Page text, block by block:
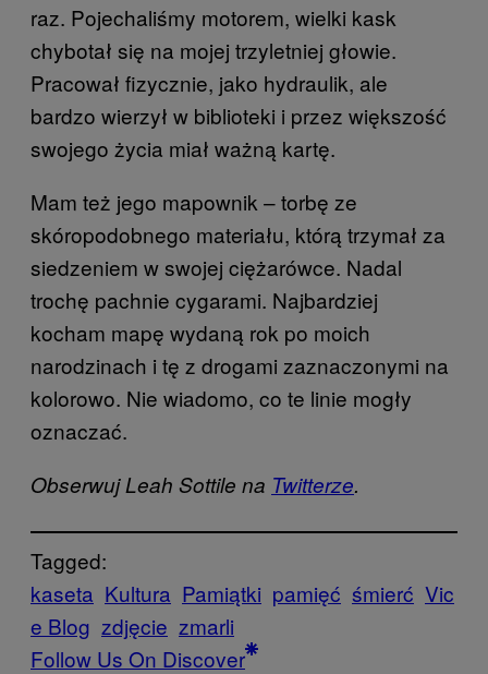
raz. Pojechaliśmy motorem, wielki kask
chybotał się na mojej trzyletniej głowie.
Pracował fizycznie, jako hydraulik, ale
bardzo wierzył w biblioteki i przez większość
swojego życia miał ważną kartę.
Mam też jego mapownik – torbę ze
skóropodobnego materiału, którą trzymał za
siedzeniem w swojej ciężarówce. Nadal
trochę pachnie cygarami. Najbardziej
kocham mapę wydaną rok po moich
narodzinach i tę z drogami zaznaczonymi na
kolorowo. Nie wiadomo, co te linie mogły
oznaczać.
Obserwuj Leah Sottile na Twitterze.
Tagged:
kaseta Kultura Pamiątki pamięć śmierć Vic
e Blog zdjęcie zmarli
Follow Us On Discover